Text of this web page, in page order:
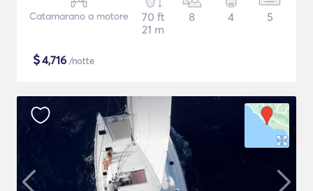
Catamarano a motore
70 ft
21 m
8 4 5
$4,716 /notte